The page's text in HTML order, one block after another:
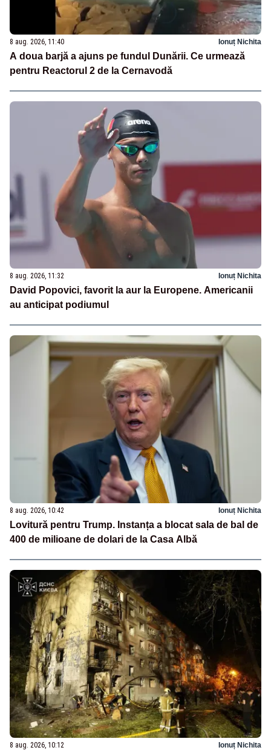
8 aug. 2026, 11:40 Ionuț Nichita
A doua barjă a ajuns pe fundul Dunării. Ce urmează
pentru Reactorul 2 de la Cernavodă
8 aug. 2026, 11:32 Ionuț Nichita
David Popovici, favorit la aur la Europene. Americanii
au anticipat podiumul
8 aug. 2026, 10:42 Ionuț Nichita
Lovitură pentru Trump. Instanța a blocat sala de bal de
400 de milioane de dolari de la Casa Albă
8 aug. 2026, 10:12 Ionuț Nichita